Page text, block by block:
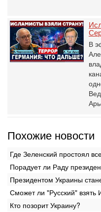
В
Похожие новости
Где Зеленский простоял
Порадует ли Раду
Президентом Украины
Сможет ли "Русский" взять
Кто позорит Украину?